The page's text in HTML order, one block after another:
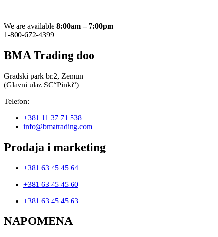
We are available 8:00am – 7:00pm
1-800-672-4399
BMA Trading doo
Gradski park br.2, Zemun
(Glavni ulaz SC“Pinki“)
Telefon:
+381 11 37 71 538
info@bmatrading.com
Prodaja i marketing
+381 63 45 45 64
+381 63 45 45 60
+381 63 45 45 63
NAPOMENA